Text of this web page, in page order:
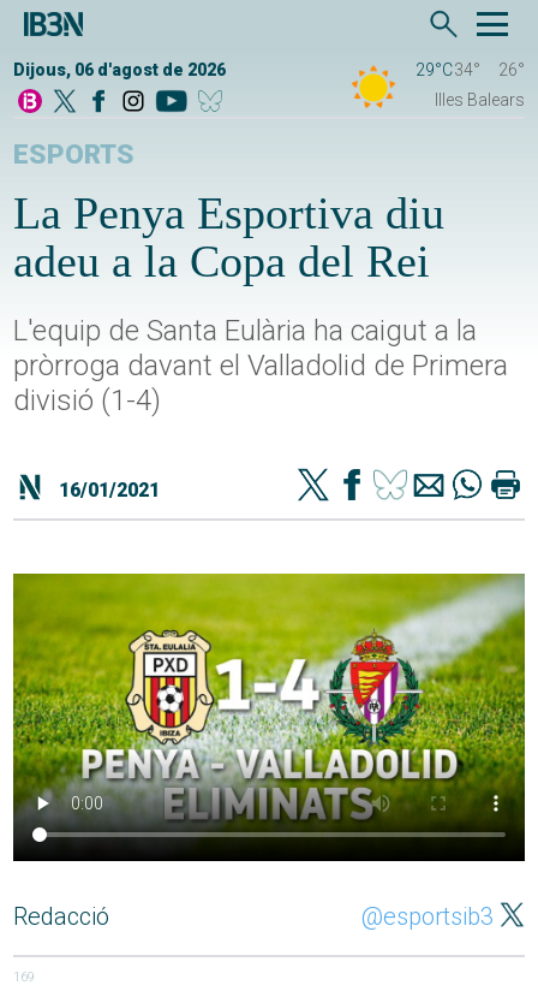
Dijous, 06 d'agost de 2026 29°C34°
26°
Illes Balears
ESPORTS
La Penya Esportiva diu
adeu a la Copa del Rei
L'equip de Santa Eulària ha caigut a la
pròrroga davant el Valladolid de Primera
divisió (1-4)
16/01/2021
Redacció @esportsib3
169